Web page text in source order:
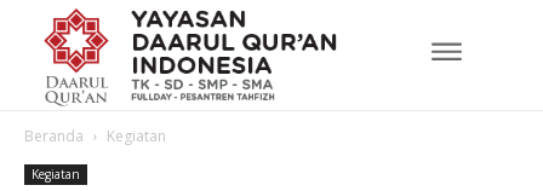
Beranda Kegiatan
Kegiatan